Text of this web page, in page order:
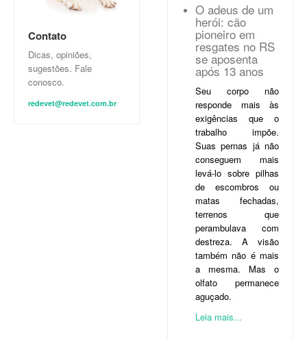
Contato
Dicas, opiniões,
sugestões. Fale
conosco.
redevet@redevet.com.br
O adeus de um
herói: cão
pioneiro em
resgates no RS
se aposenta
após 13 anos
Seu corpo não
responde mais às
exigências que o
trabalho impõe.
Suas pernas já não
conseguem mais
levá-lo sobre pilhas
de escombros ou
matas fechadas,
terrenos que
perambulava com
destreza. A visão
também não é mais
a mesma. Mas o
olfato permanece
aguçado.
Leia mais...